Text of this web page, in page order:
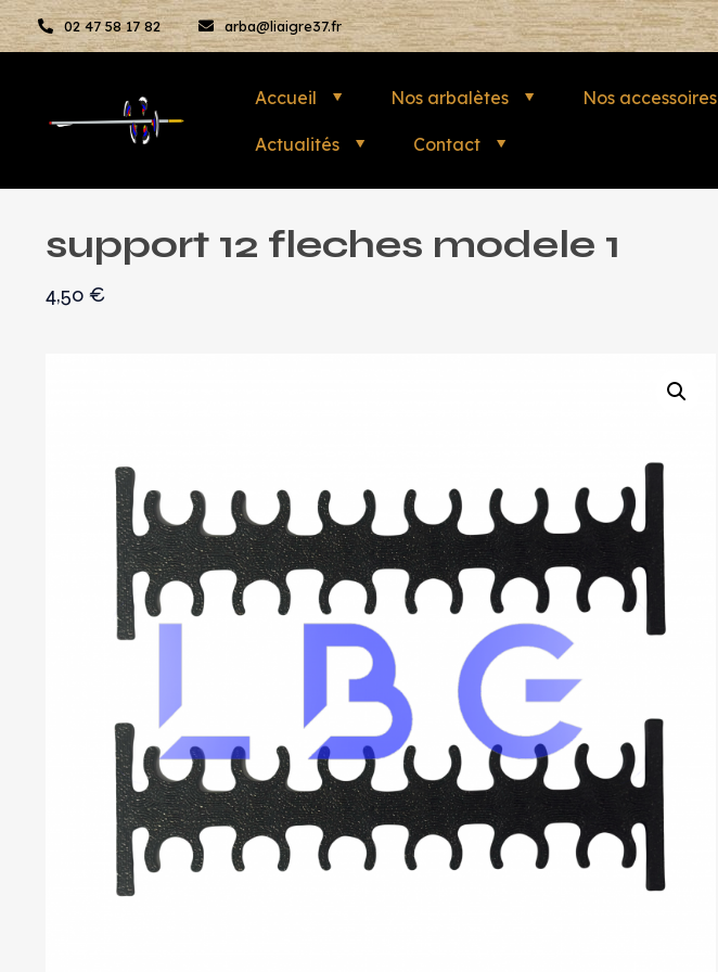
02 47 58 17 82 arba@liaigre37.fr
Accueil Nos arbalètes Nos accessoires
Actualités Contact
support 12 fleches modele 1
4,50 €